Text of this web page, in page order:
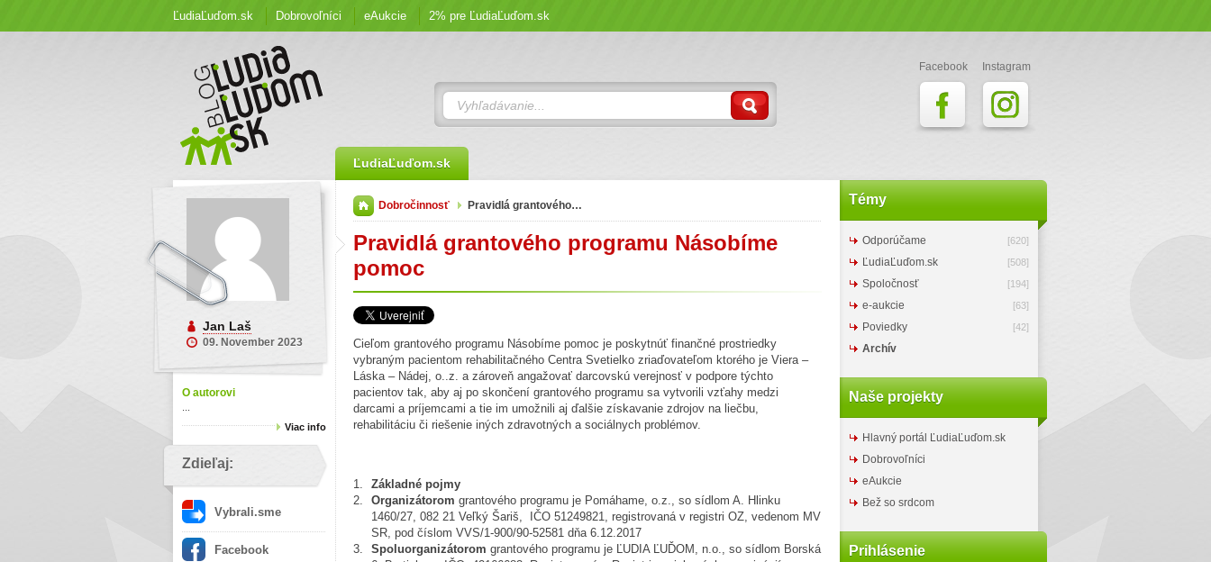
ĽudiaĽuďom.sk Dobrovoľníci eAukcie 2% pre ĽudiaĽuďom.sk
Facebook Instagram
ĽudiaĽuďom.sk
Jan Laš
09. November 2023
O autorovi
Viac info
Zdieľaj:
Vybrali.sme
Facebook
Dobročinnosť Pravidlá grantového…
Pravidlá grantového programu Násobíme
pomoc
Cieľom grantového programu Násobíme pomoc je poskytnúť finančné prostriedky
vybraným pacientom rehabilitačného Centra Svetielko zriaďovateľom ktorého je Viera –
Láska – Nádej, o..z. a zároveň angažovať darcovskú verejnosť v podpore týchto
pacientov tak, aby aj po skončení grantového programu sa vytvorili vzťahy medzi
darcami a príjemcami a tie im umožnili aj ďalšie získavanie zdrojov na liečbu,
rehabilitáciu či riešenie iných zdravotných a sociálnych problémov.
Základné pojmy
Organizátorom grantového programu je Pomáhame, o.z., so sídlom A. Hlinku
1460/27, 082 21 Veľký Šariš, IČO 51249821, registrovaná v registri OZ, vedenom MV
SR, pod číslom VVS/1-900/90-52581 dňa 6.12.2017
Spoluorganizátorom grantového programu je ĽUDIA ĽUĎOM, n.o., so sídlom Borská
Témy
Odporúčame [620]
ĽudiaĽuďom.sk [508]
Spoločnosť [194]
e-aukcie [63]
Poviedky [42]
Archív
Naše projekty
Hlavný portál ĽudiaĽuďom.sk
Dobrovoľníci
eAukcie
Bež so srdcom
Prihlásenie